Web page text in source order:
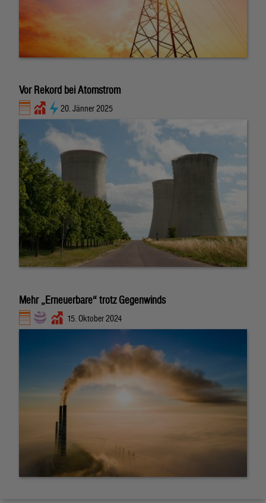
Vor Rekord bei Atomstrom
20. Jänner 2025
Mehr „Erneuerbare“ trotz Gegenwinds
15. Oktober 2024